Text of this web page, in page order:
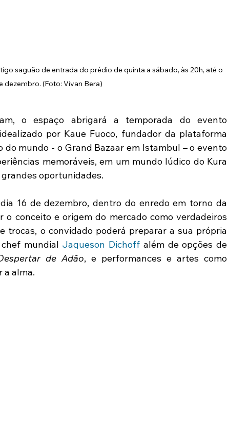
saguão de entrada do prédio de quinta a sábado, às 20h, até o
dezembro. (Foto: Vivan Bera)
o espaço abrigará a temporada do evento
por Kaue Fuoco, fundador da plataforma
do mundo - o Grand Bazaar em Istambul – o evento
memoráveis, em um mundo lúdico do Kura
oportunidades.
16 de dezembro, dentro do enredo em torno da
o conceito e origem do mercado como verdadeiros
trocas, o convidado poderá preparar a sua própria
mundial Jaqueson Dichoff além de opções de
de Adão, e performances e artes como
a alma.